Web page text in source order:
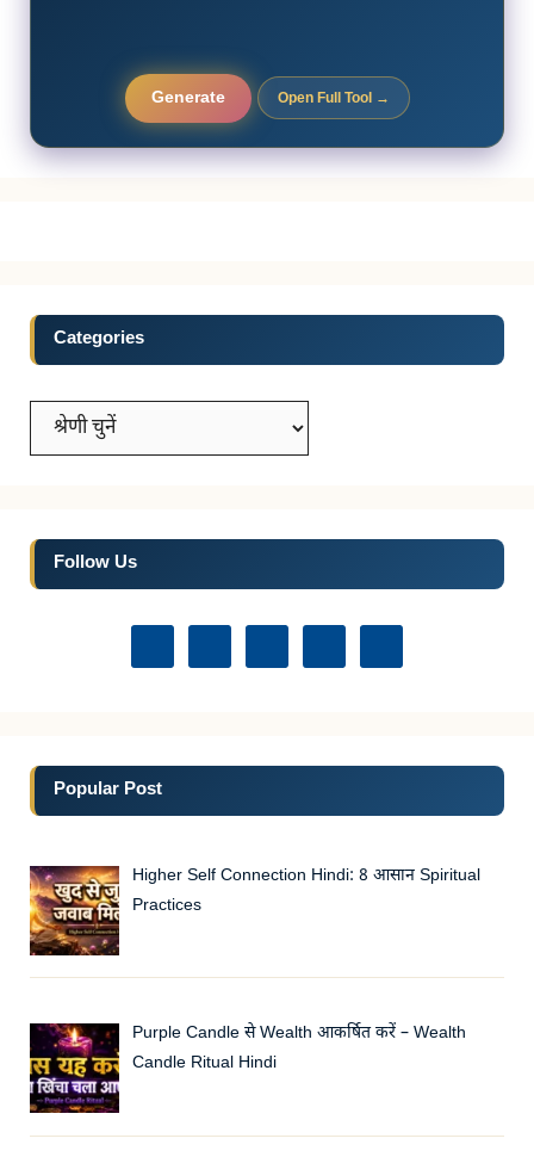
Generate Open Full Tool →
Categories
Categories
Follow Us
Popular Post
Higher Self Connection Hindi: 8 आसान Spiritual
Practices
Purple Candle से Wealth आकर्षित करें – Wealth
Candle Ritual Hindi